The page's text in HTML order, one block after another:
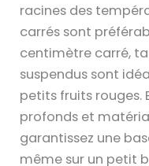
racines des
carrés sont
centimètre carré,
suspendus sont
petits fruits
profonds et
garantissez une
même sur un petit